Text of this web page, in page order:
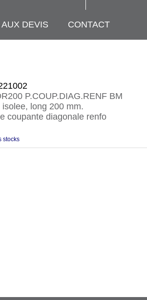
DEVIS CONTACT
P.COUP.DIAG.RENF BM
isolee, long 200 mm.
coupante diagonale renfo
stocks